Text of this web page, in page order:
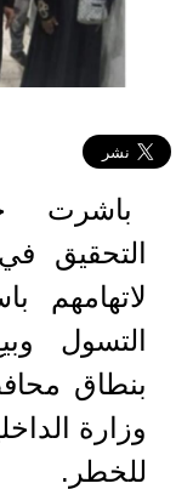
باشرت
التحقيق
لاتهامهم
التسول
بنطاق
وزارة
للخطر.